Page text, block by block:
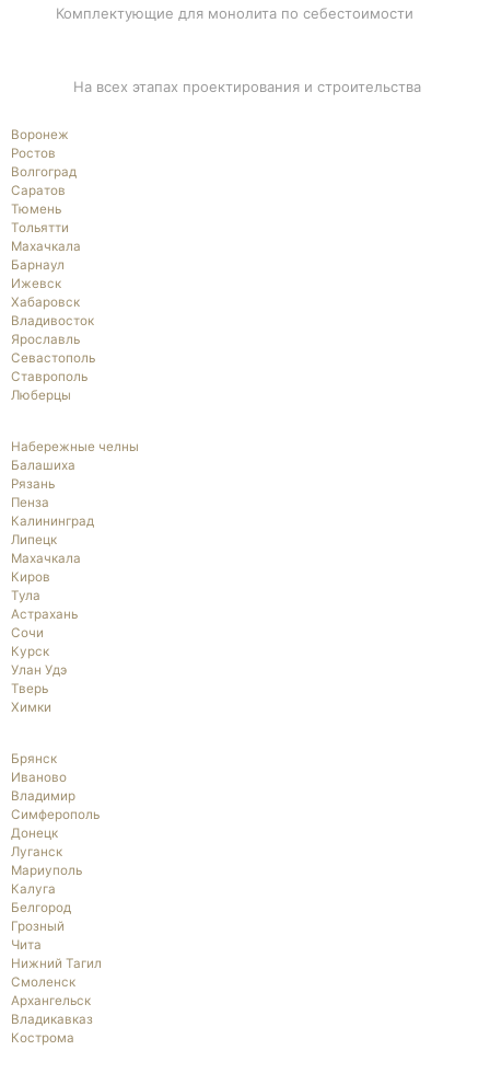
Комплектующие для монолита по себестоимости
На всех этапах проектирования и строительства
Воронеж
Ростов
Волгоград
Саратов
Тюмень
Тольятти
Махачкала
Барнаул
Ижевск
Хабаровск
Владивосток
Ярославль
Севастополь
Ставрополь
Люберцы
Набережные челны
Балашиха
Рязань
Пенза
Калининград
Липецк
Махачкала
Киров
Тула
Астрахань
Сочи
Курск
Улан Удэ
Тверь
Химки
Брянск
Иваново
Владимир
Симферополь
Донецк
Луганск
Мариуполь
Калуга
Белгород
Грозный
Чита
Нижний Тагил
Смоленск
Архангельск
Владикавказ
Кострома